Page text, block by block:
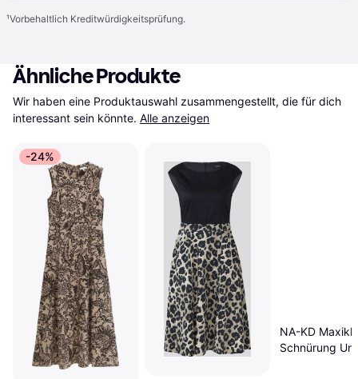
¹Vorbehaltlich Kreditwürdigkeitsprüfung.
Ähnliche Produkte
Wir haben eine Produktauswahl zusammengestellt, die für dich
interessant sein könnte. Alle anzeigen
-24%
NA-KD
Schnürung